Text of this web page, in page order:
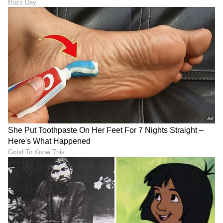
ಉದಯಪುರಕ್ಕೆ ನೇರ ವಿಮಾನ
ಕಂಪ್ಲೀಟ್‌ ಡೀಟೇಲ್ಸ್‌
ಆ ಹುಡ್ಗಿ ಮನೆ ಬಿಟ್ಟು ನಮ್​
ಮನೆಗೆ ಬಂದು ಬಿಟ್ಟಳು: ಪ್ಲೀಸ್​ ​
ಹೀಗೆಲ್ಲಾ ಮಾಡ್ಬೇಡಿ; ಕಂಪ್ಲೇಂಟ್​
ಆಗತ್ತೆ- ಭವ್ಯಾ ಗೌಡ ಮನವಿ
ಕ್ರೆಟಾಗೆ ಟಕ್ಕರ್ ನೀಡಲು ಕಾರಿನ
ದರ ಇಳಿಸಿದ ಮಾರುತಿ ಸುಜುಕಿ,
ವಿಕ್ಟೋರಿಸ್ SUV ಈಗ ಮತ್ತಷ್ಟು
ಅಗ್ಗ
LATEST VIDEOS
"ರಾಜಕೀಯ ಬೇಡ, ಸಿನಿಮಾನೇ ಪ್ರಾಣ":
ಕನಕೋತ್ಸವದಲ್ಲಿ ರಿಷಬ್ ಶೆಟ್ಟಿ | Rishab
Shetty speech | Suvarna News